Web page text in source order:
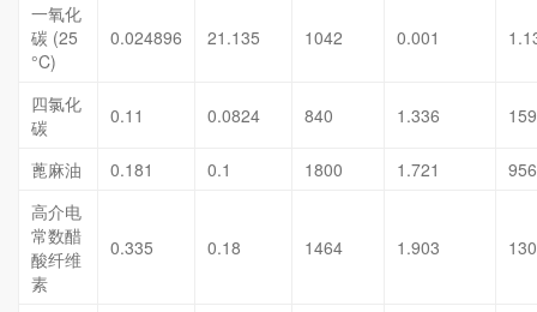
一氧化
碳 (25
°C)
0.024896 21.135 1042 0.001
四氯化
碳
0.11 0.0824 840 1.336
蓖麻油 0.181 0.1 1800 1.721
956
高介电
常数醋
酸纤维
素
0.335 0.18 1464 1.903